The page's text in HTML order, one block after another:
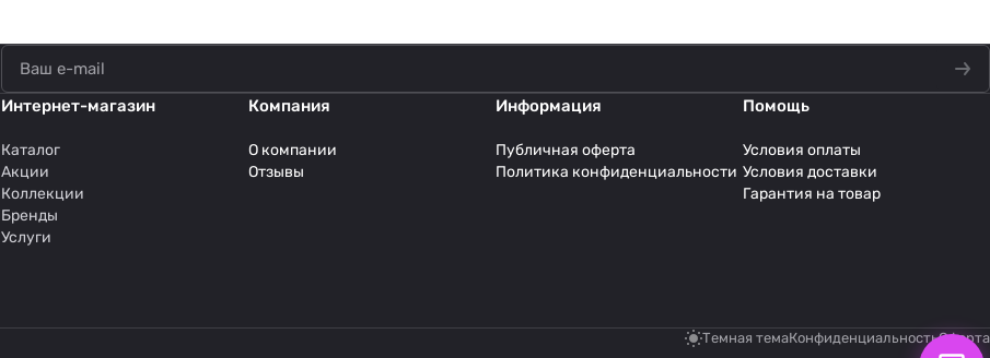
Интернет-магазин
Каталог
Акции
Коллекции
Бренды
Услуги
Компания
О компании
Отзывы
Информация
Публичная оферта
Политика конфиденциальности
Помощь
Условия оплаты
Условия доставки
Гарантия на товар
Темная темаКонфиденциальностьОферта